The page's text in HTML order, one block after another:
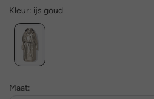
Kleur: ijs goud
Maat: